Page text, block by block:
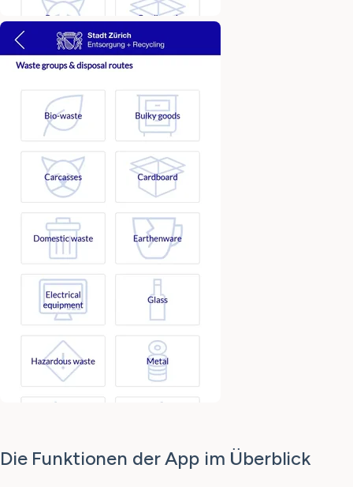
Die Funktionen der App im Überblick